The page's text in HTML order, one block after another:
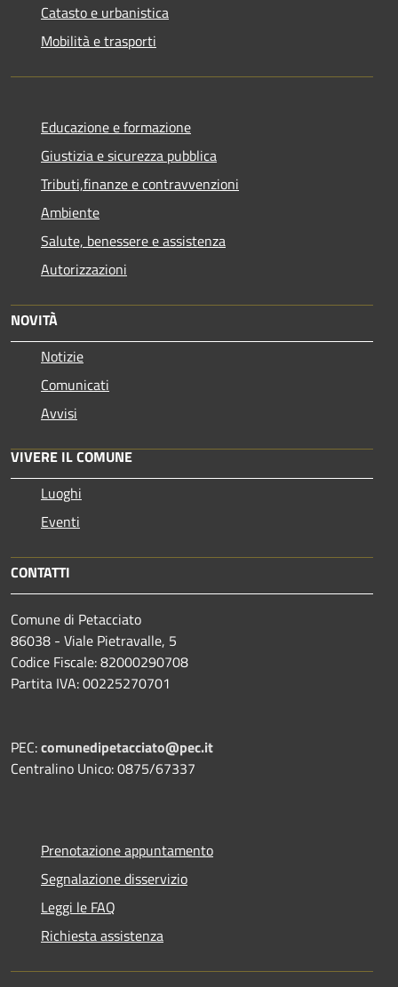
Catasto e urbanistica
Mobilità e trasporti
Educazione e formazione
Giustizia e sicurezza pubblica
Tributi,finanze e contravvenzioni
Ambiente
Salute, benessere e assistenza
Autorizzazioni
NOVITÀ
Notizie
Comunicati
Avvisi
VIVERE IL COMUNE
Luoghi
Eventi
CONTATTI
Comune di Petacciato
86038 - Viale Pietravalle, 5
Codice Fiscale: 82000290708
Partita IVA: 00225270701
PEC:comunedipetacciato@pec.it
Centralino Unico: 0875/67337
Prenotazione appuntamento
Segnalazione disservizio
Leggi le FAQ
Richiesta assistenza